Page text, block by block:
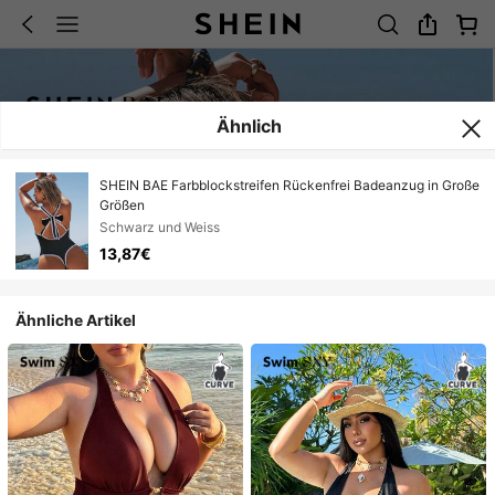
Ähnlich
SHEIN BAE Farbblockstreifen Rückenfrei Badeanzug in Große
Größen
Schwarz und Weiss
13,87€
Ähnliche Artikel